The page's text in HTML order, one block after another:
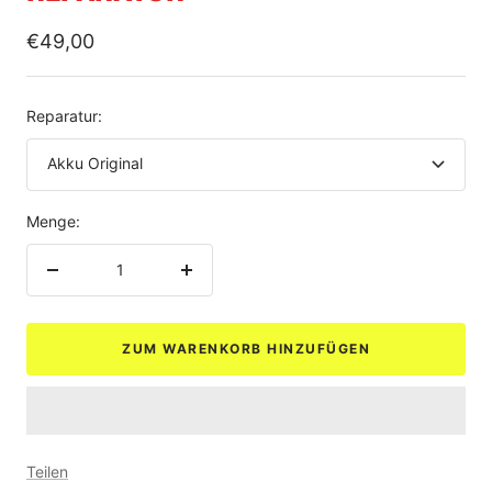
Angebotspreis
€49,00
Reparatur:
Akku Original
Menge:
Menge
ZUM WARENKORB HINZUFÜGEN
Teilen